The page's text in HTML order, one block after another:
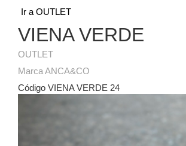
Ir a OUTLET
VIENA VERDE
OUTLET
Marca ANCA&CO
Código VIENA VERDE 24